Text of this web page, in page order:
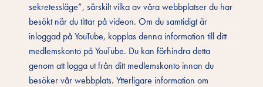
sekretessläge”, särskilt vilka av våra webbplatser du har
besökt när du tittar på videon. Om du samtidigt är
inloggad på YouTube, kopplas denna information till ditt
medlemskonto på YouTube. Du kan förhindra detta
genom att logga ut från ditt medlemskonto innan du
besöker vår webbplats. Ytterligare information om